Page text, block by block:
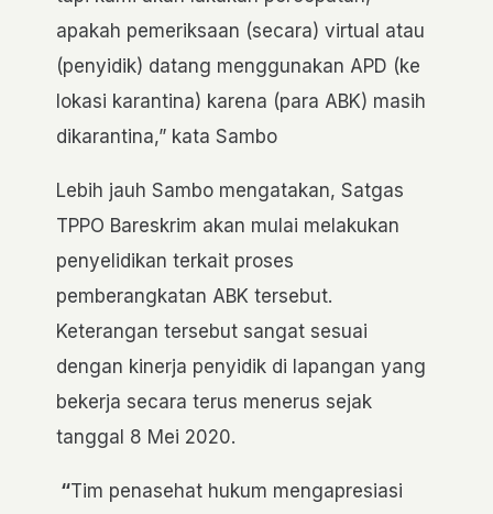
apakah pemeriksaan (secara) virtual atau
(penyidik) datang menggunakan APD (ke
lokasi karantina) karena (para ABK) masih
dikarantina,” kata Sambo
Lebih jauh Sambo mengatakan, Satgas
TPPO Bareskrim akan mulai melakukan
penyelidikan terkait proses
pemberangkatan ABK tersebut.
Keterangan tersebut sangat sesuai
dengan kinerja penyidik di lapangan yang
bekerja secara terus menerus sejak
tanggal 8 Mei 2020.
“Tim penasehat hukum mengapresiasi